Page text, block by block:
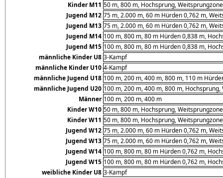
Kinder M11 50 m, 800 m, Hochsprung,
Jugend M12 75 m, 2.000 m, 60 m Hürden 0,762 m,
Jugend M13 75 m, 2.000 m, 60 m Hürden 0,762 m,
Jugend M14 100 m, 800 m, 80 m Hürden 0,838 m,
Jugend M15 100 m, 800 m, 80 m Hürden 0,838 m,
männliche Kinder U8 3-Kampf
männliche Kinder U10 4-Kampf
männliche Jugend U18 100 m, 200 m, 400 m, 800 m, 110 m
männliche Jugend U20 100 m, 200 m, 400 m, 800 m,
Männer 100 m, 200 m, 400 m
Kinder W10 50 m, 800 m, Hochsprung,
Kinder W11 50 m, 800 m, Hochsprung,
Jugend W12 75 m, 2.000 m, 60 m Hürden 0,762 m,
Jugend W13 75 m, 2.000 m, 60 m Hürden 0,762 m,
Jugend W14 100 m, 800 m, 80 m Hürden 0,762 m,
Jugend W15 100 m, 800 m, 80 m Hürden 0,762 m,
weibliche Kinder U8 3-Kampf